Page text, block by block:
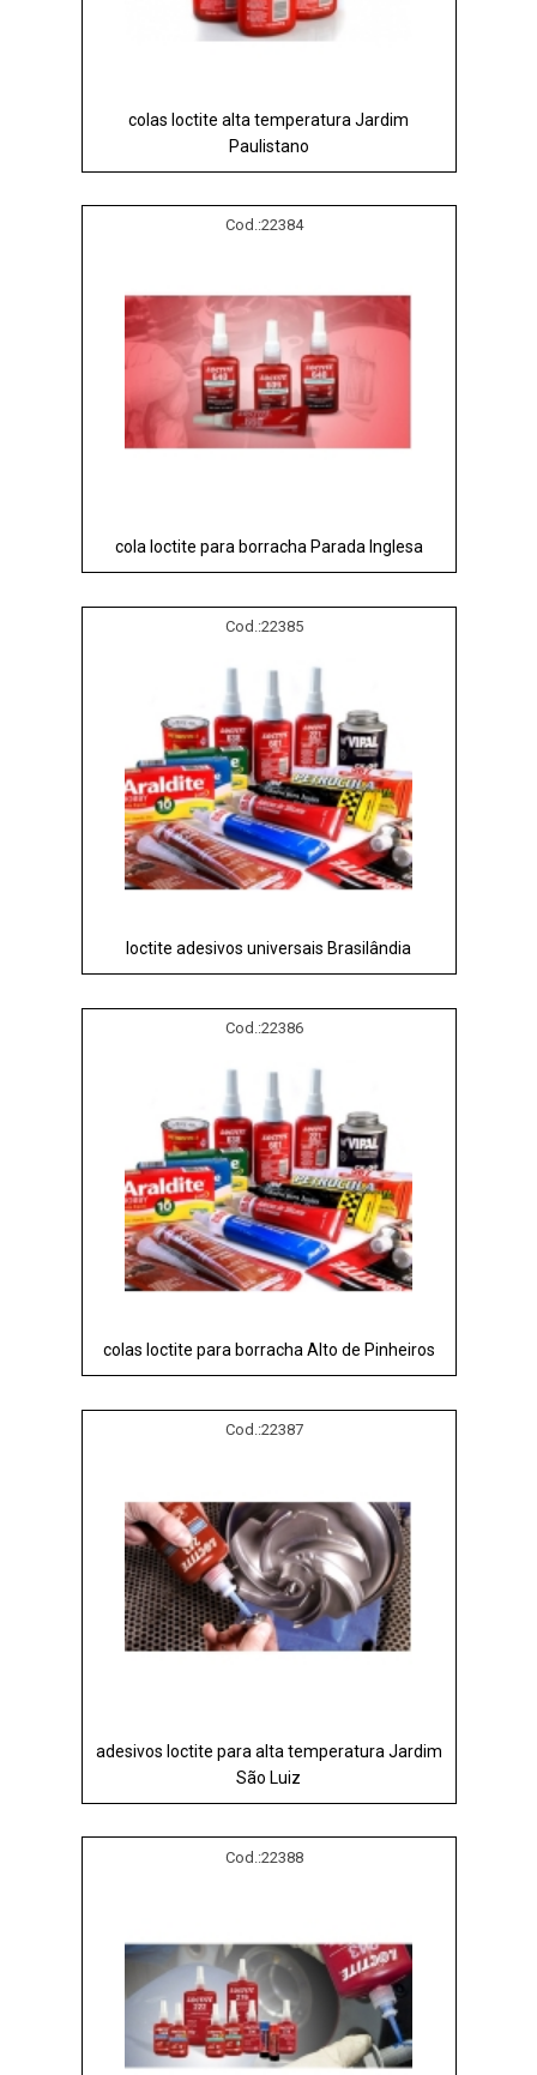
colas loctite alta temperatura Jardim
Paulistano
Cod.:22384
cola loctite para borracha Parada Inglesa
Cod.:22385
loctite adesivos universais Brasilândia
Cod.:22386
colas loctite para borracha Alto de Pinheiros
Cod.:22387
adesivos loctite para alta temperatura Jardim
São Luiz
Cod.:22388